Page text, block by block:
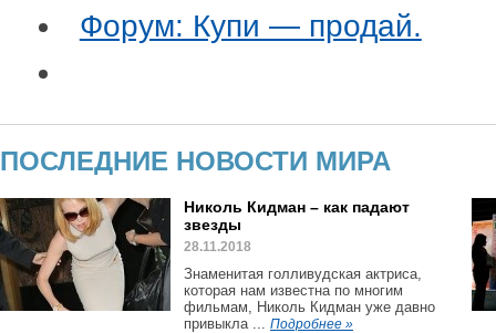
Форум: Купи — продай.
ПОСЛЕДНИЕ НОВОСТИ МИРА
Николь Кидман – как падают
звезды
28.11.2018
Знаменитая голливудская актриса,
которая нам известна по многим
фильмам, Николь Кидман уже давно
привыкла ... Подробнее »